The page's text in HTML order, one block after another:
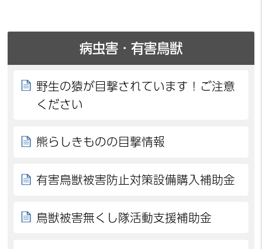
病虫害・有害鳥獣
野生の猿が目撃されています！ご注意
ください
熊らしきものの目撃情報
有害鳥獣被害防止対策設備購入補助金
鳥獣被害無くし隊活動支援補助金